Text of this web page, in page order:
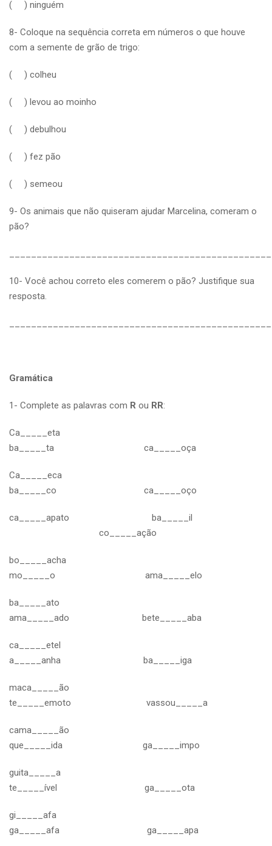
( ) ninguém
8- Coloque na sequência correta em números o que houve
com a semente de grão de trigo:
( ) colheu
( ) levou ao moinho
( ) debulhou
( ) fez pão
( ) semeou
9- Os animais que não quiseram ajudar Marcelina, comeram o
pão?
10- Você achou correto eles comerem o pão? Justifique sua
resposta.
Gramática
1- Complete as palavras com R ou RR:
Ca_____eta
ba_____ta ca_____oça
Ca_____eca
ba_____co ca_____oço
ca_____apato ba_____il
co_____ação
bo_____acha
mo_____o ama_____elo
ba_____ato
ama_____ado bete_____aba
ca_____etel
a_____anha ba_____iga
maca_____ão
te_____emoto vassou_____a
cama_____ão
que_____ida ga_____impo
guita_____a
te_____ível ga_____ota
gi_____afa
ga_____afa ga_____apa